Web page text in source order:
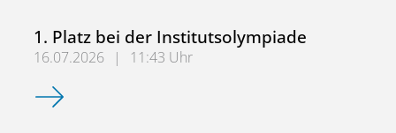
1. Platz bei der Institutsolympiade
16.07.2026 |
11:43 Uhr
1. Platz bei der Institutsolympiade